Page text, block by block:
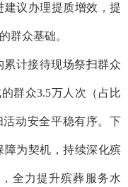
议办理提质增效，提
群众基础。
计接待现场祭扫群众
群众3.5万人次（占比
活动安全平稳有序。下
为契机，持续深化殡
全力提升殡葬服务水